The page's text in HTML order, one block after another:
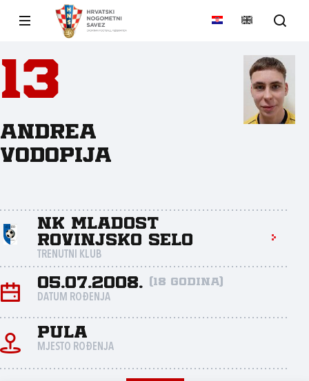
13
Andrea
Vodopija
NK Mladost
Rovinjsko Selo
TRENUTNI KLUB
05.07.2008. (18 godina)
DATUM ROĐENJA
Pula
MJESTO ROĐENJA